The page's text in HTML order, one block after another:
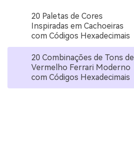
20 Paletas de Cores
Inspiradas em Cachoeiras
com Códigos Hexadecimais
20 Combinações de Tons de
Vermelho Ferrari Moderno
com Códigos Hexadecimais